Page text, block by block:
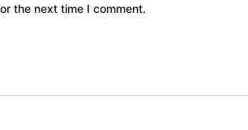
the next time I comment.